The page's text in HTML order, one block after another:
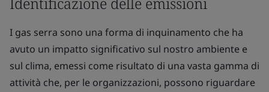
I gas serra sono una forma di inquinamento che ha
avuto un impatto significativo sul nostro ambiente e
sul clima, emessi come risultato di una vasta gamma di
attività che, per le organizzazioni, possono riguardare